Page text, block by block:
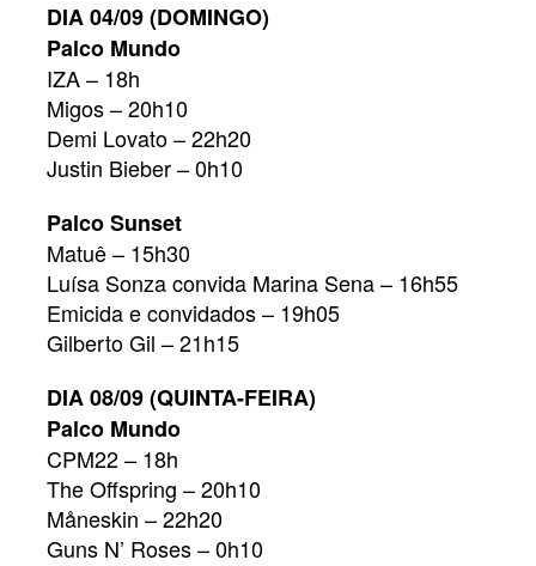
DIA 04/09 (DOMINGO)
Palco Mundo
IZA – 18h
Migos – 20h10
Demi Lovato – 22h20
Justin Bieber – 0h10
Palco Sunset
Matuê – 15h30
Luísa Sonza convida Marina Sena – 16h55
Emicida e convidados – 19h05
Gilberto Gil – 21h15
DIA 08/09 (QUINTA-FEIRA)
Palco Mundo
CPM22 – 18h
The Offspring – 20h10
Måneskin – 22h20
Guns N’ Roses – 0h10